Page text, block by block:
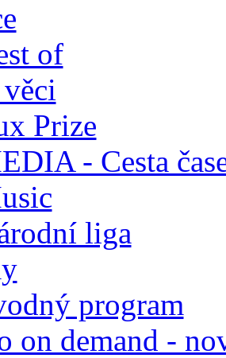
of
Prize
- Cesta
liga
program
on demand -